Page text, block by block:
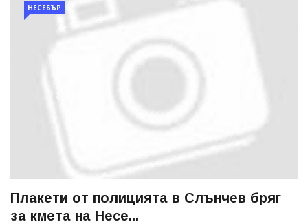
НЕСЕБЪР
Плакети от полицията в Слънчев бряг
за кмета на Несе...